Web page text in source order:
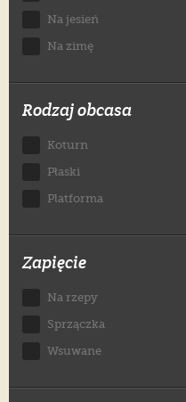
Na jesień
Na zimę
Rodzaj obcasa
Koturn
Płaski
Platforma
Zapięcie
Na rzepy
Sprzączka
Wsuwane